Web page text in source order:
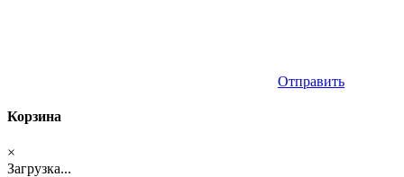
Отправить
Корзина
×
Загрузка...